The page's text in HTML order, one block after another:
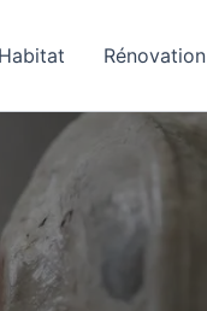
Habitat Rénovation